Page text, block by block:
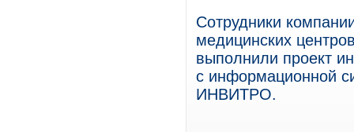
Сотрудники
медицинских
выполнили проект
с информационной
ИНВИТРО.